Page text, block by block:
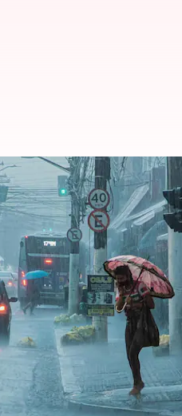
घर में भर गया है
से जल भराव की समस्या
और फर्नीचर को
का रखें ध्यान